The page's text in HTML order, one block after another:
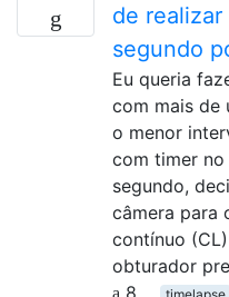
de realizar
segundo
Eu queria
com mais de
o menor
com timer
segundo,
câmera para
contínuo
obturador
8